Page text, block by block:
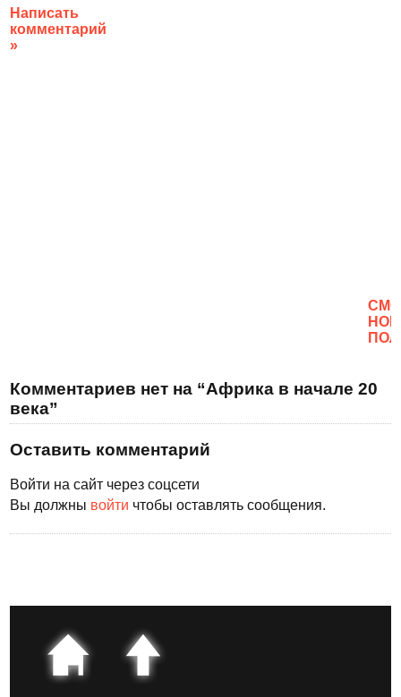
Написать
комментарий
»
Комментариев нет на “Африка в начале 20
века”
Оставить комментарий
Войти на сайт через соцсети
Вы должны войти чтобы оставлять сообщения.